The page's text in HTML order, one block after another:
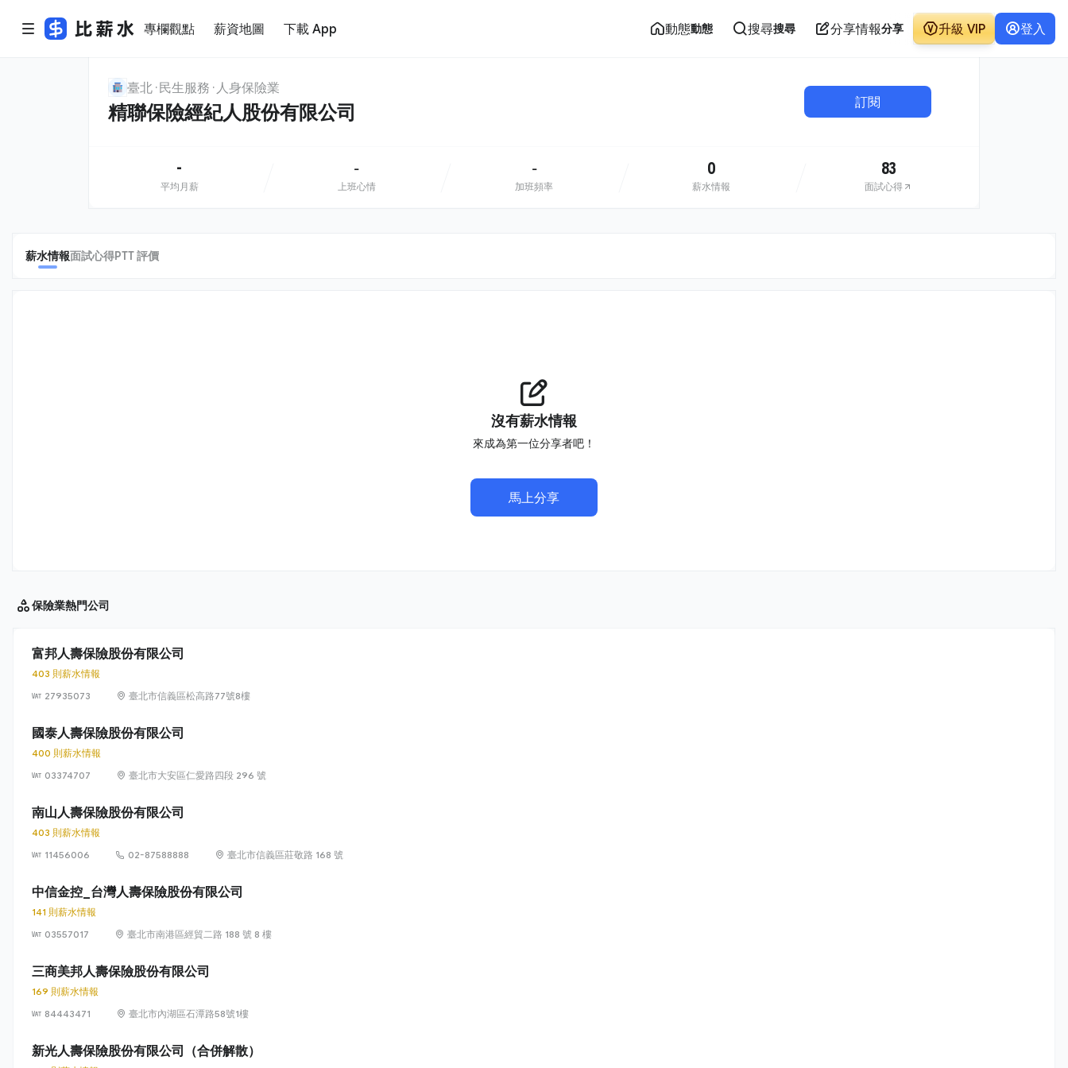
專欄觀點 薪資地圖 下載 App 動態動態 搜尋搜尋 分享情報分享 升級 VIP 登入
臺北 民生服務 人身保險業
精聯保險經紀人股份有限公司 訂閱
-
平均月薪
-
上班心情
-
加班頻率
0
薪水情報
83
面試心得
薪水情報面試心得PTT 評價
沒有薪水情報
來成為第一位分享者吧！
馬上分享
保險業熱門公司
富邦人壽保險股份有限公司
403 則薪水情報
27935073
臺北市信義區松高路77號8樓
國泰人壽保險股份有限公司
400 則薪水情報
03374707
臺北市大安區仁愛路四段 296 號
南山人壽保險股份有限公司
403 則薪水情報
11456006
02-87588888 臺北市信義區莊敬路 168 號
中信金控_台灣人壽保險股份有限公司
141 則薪水情報
03557017
臺北市南港區經貿二路 188 號 8 樓
三商美邦人壽保險股份有限公司
169 則薪水情報
84443471
臺北市內湖區石潭路58號1樓
新光人壽保險股份有限公司（合併解散）